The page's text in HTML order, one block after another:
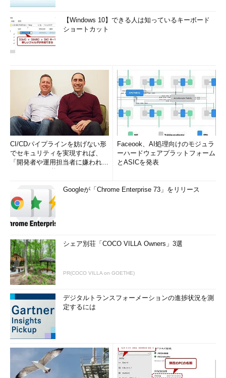
【Windows 10】できる人は知っているキーボード
ショートカット
CI/CDパイプラインを妨げない形
でセキュリティを実現すれば、
「開発者や運用担当者に嫌われな
Faceook、AI処理向けのモジュラ
ーハードウェアプラットフォーム
とASICを発表
Googleが「Chrome Enterprise 73」をリリース
シェア別荘「COCO VILLA Owners」3選
PR(COCO VILLA on GOETHE)
デジタルトランスフォーメーションの進捗状況を測
定するには